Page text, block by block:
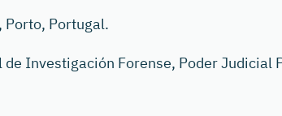
Porto, Portugal.
Investigación Forense, Poder Judicial